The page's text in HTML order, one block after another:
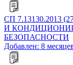
СП 7.13130.2013
И
БЕЗОПАСНОСТИ
Добавлен: 8